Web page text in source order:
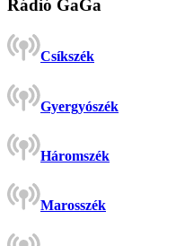
Rádió GaGa
Csíkszék
Gyergyószék
Háromszék
Marosszék